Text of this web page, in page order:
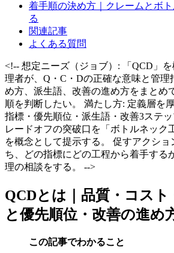
着手順の決め方｜クレームとボ
る
関連記事
よくある質問
<!-- 想定ニーズ（ジョブ）: 「QCD」
理者が、Q・C・Dの正確な意味と管理
め方、派生語、改善の進め方をまとめ
順を判断したい。 満たし方: 定義層を
指標・優先順位・派生語・改善3ステ
レードオフの突破口を「ボトルネック
を概念として提示する。 促すアクショ
ち、どの指標にどの工程から着手する
理の相談をする。 -->
QCDとは｜品質・コスト
と優先順位・改善の進め
この記事でわかること